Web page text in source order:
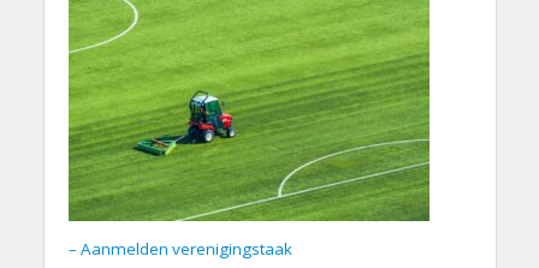
– Aanmelden verenigingstaak